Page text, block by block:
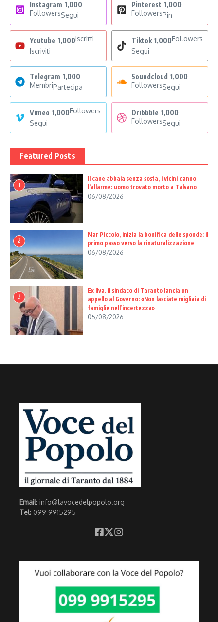
Instagram 1,000
FollowersSegui
Pinterest 1,000
FollowersPin
Youtube 1,000 Iscritti
Iscriviti
Tiktok 1,000Followers
Segui
Telegram 1,000
MembriPartecipa
Soundcloud 1,000
FollowersSegui
Vimeo 1,000Followers
Segui
Dribbble 1,000
FollowersSegui
Featured Posts
1
Il cane abbaia senza sosta, i vicini danno
l’allarme: uomo trovato morto a Talsano
06/08/2026
2
Mar Piccolo, inizia la bonifica delle sponde: il
primo passo verso la rinaturalizzazione
06/08/2026
3
Ex Ilva, il sindaco di Taranto lancia un
appello al Governo: «Non lasciate migliaia di
famiglie nell’incertezza»
05/08/2026
Email: info@lavocedelpopolo.org
Tel: 099 9915295